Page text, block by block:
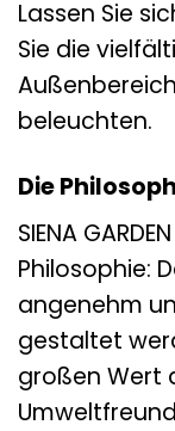
Lassen Sie
Sie die
Außenbereich
beleuchten.
Die
SIENA
Philosophie:
angenehm
gestaltet
großen Wert